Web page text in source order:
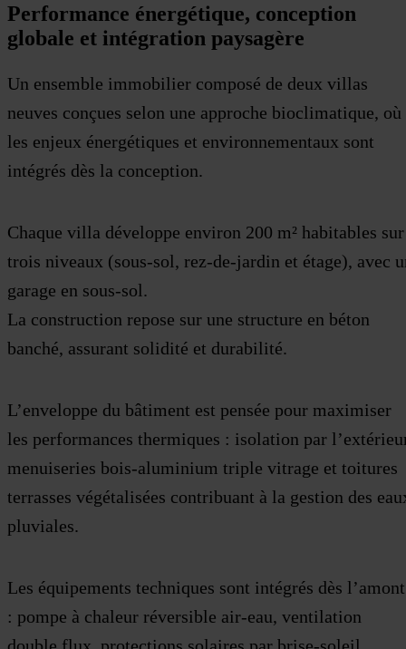
Performance énergétique, conception
globale et intégration paysagère
Un ensemble immobilier composé de deux villas
neuves conçues selon une approche bioclimatique, où
les enjeux énergétiques et environnementaux sont
intégrés dès la conception.
Chaque villa développe environ 200 m² habitables sur
trois niveaux (sous-sol, rez-de-jardin et étage), avec
garage en sous-sol.
La construction repose sur une structure en béton
banché, assurant solidité et durabilité.
L’enveloppe du bâtiment est pensée pour maximiser
les performances thermiques : isolation par
menuiseries bois-aluminium triple vitrage et toitures
terrasses végétalisées contribuant à la gestion des
pluviales.
Les équipements techniques sont intégrés dès l’amont
: pompe à chaleur réversible air-eau, ventilation